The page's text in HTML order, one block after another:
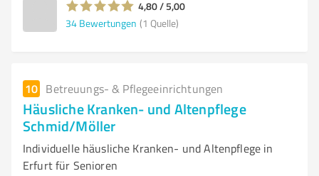
4,80 / 5,00
34 Bewertungen (1 Quelle)
10 Betreuungs- & Pflegeeinrichtungen
Häusliche Kranken- und Altenpflege
Schmid/Möller
Individuelle häusliche Kranken- und Altenpflege in
Erfurt für Senioren